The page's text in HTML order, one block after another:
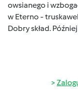
owsianego i
w Eterno -
Dobry skład.